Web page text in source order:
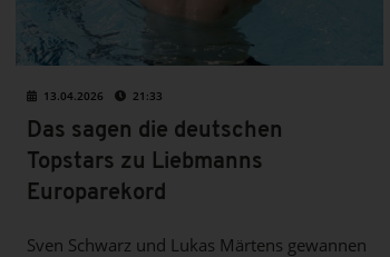
13.04.2026 21:33
Das sagen die deutschen
Topstars zu Liebmanns
Europarekord
Sven Schwarz und Lukas Märtens gewannen